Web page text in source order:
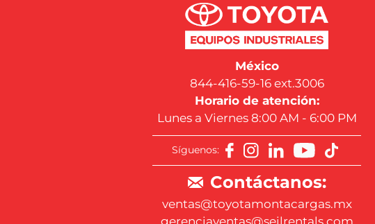
México
844-416-59-16 ext.3006
Horario de atención:
Lunes a Viernes 8:00 AM - 6:00 PM
Síguenos:
Contáctanos:
ventas@toyotamontacargas.mx
gerenciaventas@seilrentals.com